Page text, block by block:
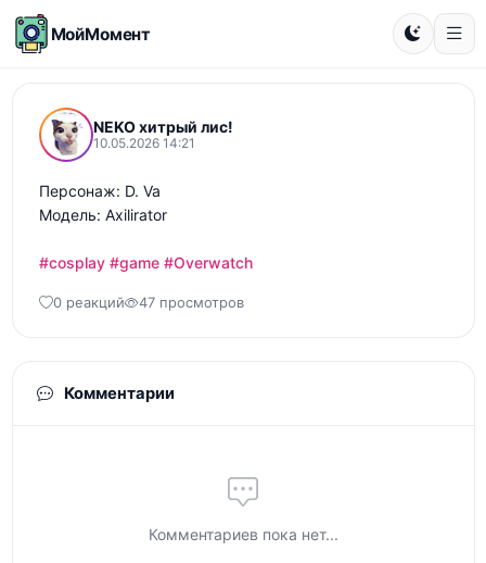
МойМомент
NEKO хитрый лис!
10.05.2026 14:21
Персонаж: D. Va
Модель: Axilirator
#cosplay #game #Overwatch
0 реакций 47 просмотров
Комментарии
Комментариев пока нет...